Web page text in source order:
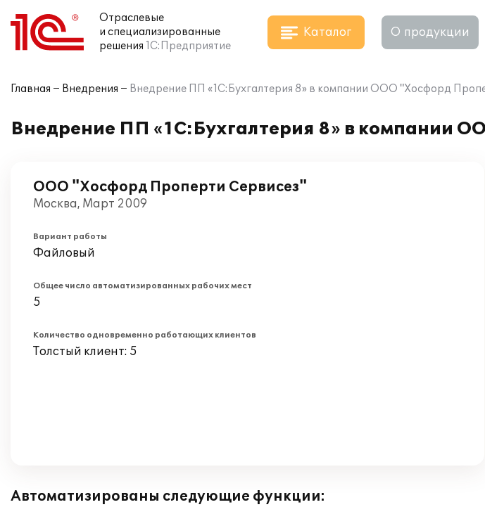
Отраслевые
и специализированные
решения 1С:Предприятие
Каталог О продукции
Главная Внедрения Внедрение ПП «1С:Бухгалтерия 8» в компании ООО "Хосфорд
Внедрение ПП «1С:Бухгалтерия 8» в компании
ООО "Хосфорд Проперти Сервисез"
Москва, Март 2009
Вариант работы
Файловый
Общее число автоматизированных рабочих мест
5
Количество одновременно работающих клиентов
Толстый клиент: 5
Автоматизированы следующие функции: